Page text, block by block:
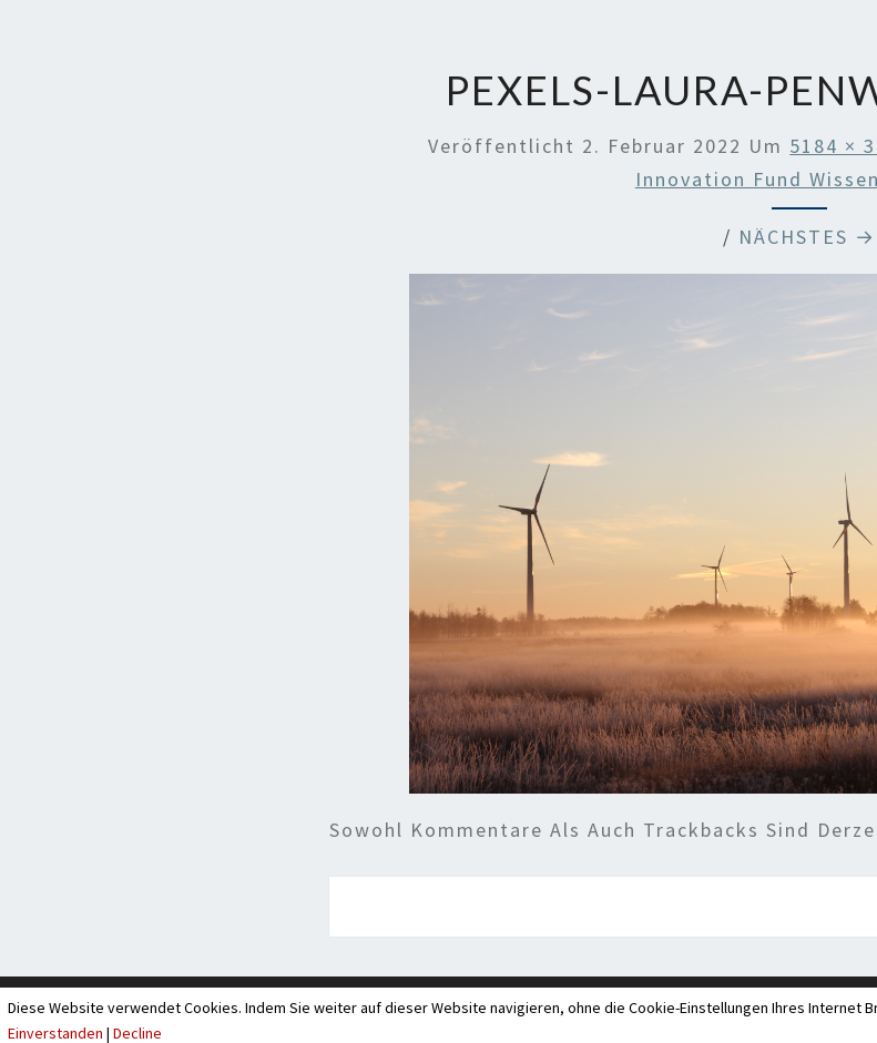
PEXELS-LAURA-
Veröffentlicht 2. Februar 2022 Um 5184 ×
Innovation Fund
/ NÄCHSTES →
Sowohl Kommentare Als Auch Trackbacks Sind
© 2026|Stolz präsentiert vonWordPress |
Diese Website verwendet Cookies. Indem Sie weiter auf dieser Website navigieren, ohne die Cookie-Einstellungen Ihres Internet
Einverstanden | Decline